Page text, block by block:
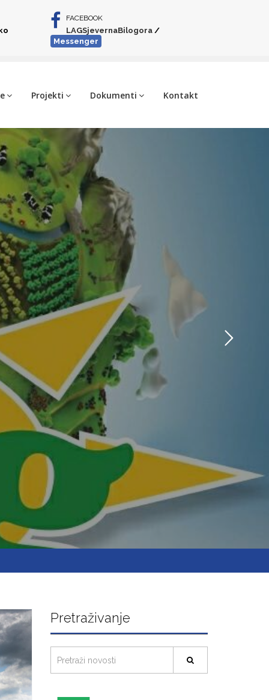
FACEBOOK
LAGSjevernaBilogora/
Messenger
Projekti Dokumenti Kontakt
Pretraživanje